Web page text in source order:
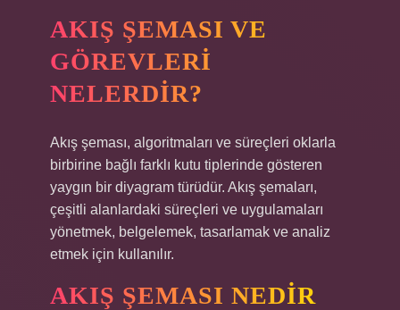
AKIŞ ŞEMASI VE
GÖREVLERI
NELERDIR?
Akış şeması, algoritmaları ve süreçleri oklarla
birbirine bağlı farklı kutu tiplerinde gösteren
yaygın bir diyagram türüdür. Akış şemaları,
çeşitli alanlardaki süreçleri ve uygulamaları
yönetmek, belgelemek, tasarlamak ve analiz
etmek için kullanılır.
AKIŞ ŞEMASI NEDIR